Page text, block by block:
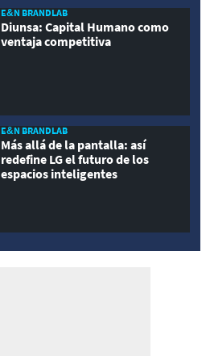
E&N BRANDLAB
Diunsa: Capital Humano como
ventaja competitiva
E&N BRANDLAB
Más allá de la pantalla: así
redefine LG el futuro de los
espacios inteligentes